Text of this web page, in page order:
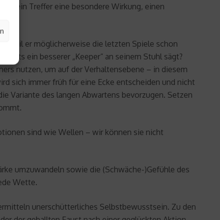
ein Treffer eine besondere Wirkung, einen
weil er möglicherweise die letzten Spiele schon
ein besserer „Keeper“ an seinem Stuhl sägt?
nutzen, um auf der Verhaltensebene – in diesem
sich immer früh für eine Ecke entscheiden und nicht
Variante des langen Abwartens bevorzugen. Setzen
sind wie Wellen – wir können sie nicht
umzuwandeln sowie die (Schwäche-)Gefühle des
Wette.
unerschütterliches Selbstbewusstsein. Zu den